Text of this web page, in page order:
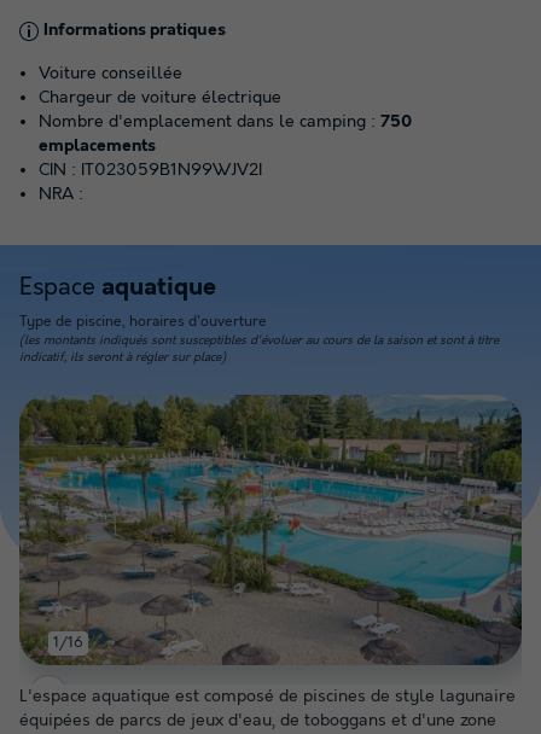
Informations pratiques
Voiture conseillée
Chargeur de voiture électrique
Nombre d'emplacement dans le camping : 750
emplacements
CIN : IT023059B1N99WJV2I
NRA :
Espace aquatique
Type de piscine, horaires d'ouverture
(les montants indiqués sont susceptibles d'évoluer au cours de la saison et sont à titre
indicatif, ils seront à régler sur place)
1/16
L'espace aquatique est composé de piscines de style lagunaire
équipées de parcs de jeux d'eau, de toboggans et d'une zone